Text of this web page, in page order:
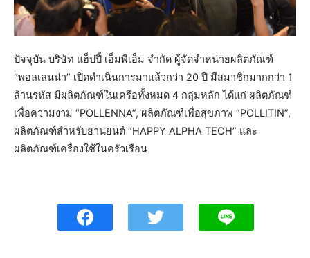
ปัจจุบัน บริษัท แฮ็ปปี้ เอ็มพีเอ็ม จำกัด ผู้จัดจำหน่ายผลิตภัณฑ์
“พอลเลนน่า” เปิดดำเนินการมาแล้วกว่า 20 ปี มีสมาชิกมากกว่า 1
ล้านรหัส มีผลิตภัณฑ์ในเครือทั้งหมด 4 กลุ่มหลัก ได้แก่ ผลิตภัณฑ์
เพื่อความงาม “POLLENNA”, ผลิตภัณฑ์เพื่อสุขภาพ “POLLITIN”,
ผลิตภัณฑ์สำหรับยานยนต์ “HAPPY ALPHA TECH” และ
ผลิตภัณฑ์เครื่องใช้ในครัวเรือน